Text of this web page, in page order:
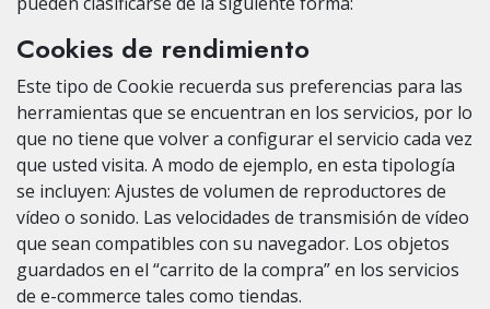
Cookies de rendimiento
Este tipo de Cookie recuerda sus preferencias para las
herramientas que se encuentran en los servicios, por lo
que no tiene que volver a configurar el servicio cada vez
que usted visita. A modo de ejemplo, en esta tipología
se incluyen: Ajustes de volumen de reproductores de
vídeo o sonido. Las velocidades de transmisión de vídeo
que sean compatibles con su navegador. Los objetos
guardados en el “carrito de la compra” en los servicios
de e-commerce tales como tiendas.